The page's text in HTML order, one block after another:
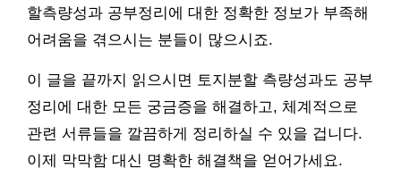
할측량성과 공부정리에 대한 정확한 정보가 부족해
어려움을 겪으시는 분들이 많으시죠.
이 글을 끝까지 읽으시면 토지분할 측량성과도 공부
정리에 대한 모든 궁금증을 해결하고, 체계적으로
관련 서류들을 깔끔하게 정리하실 수 있을 겁니다.
이제 막막함 대신 명확한 해결책을 얻어가세요.